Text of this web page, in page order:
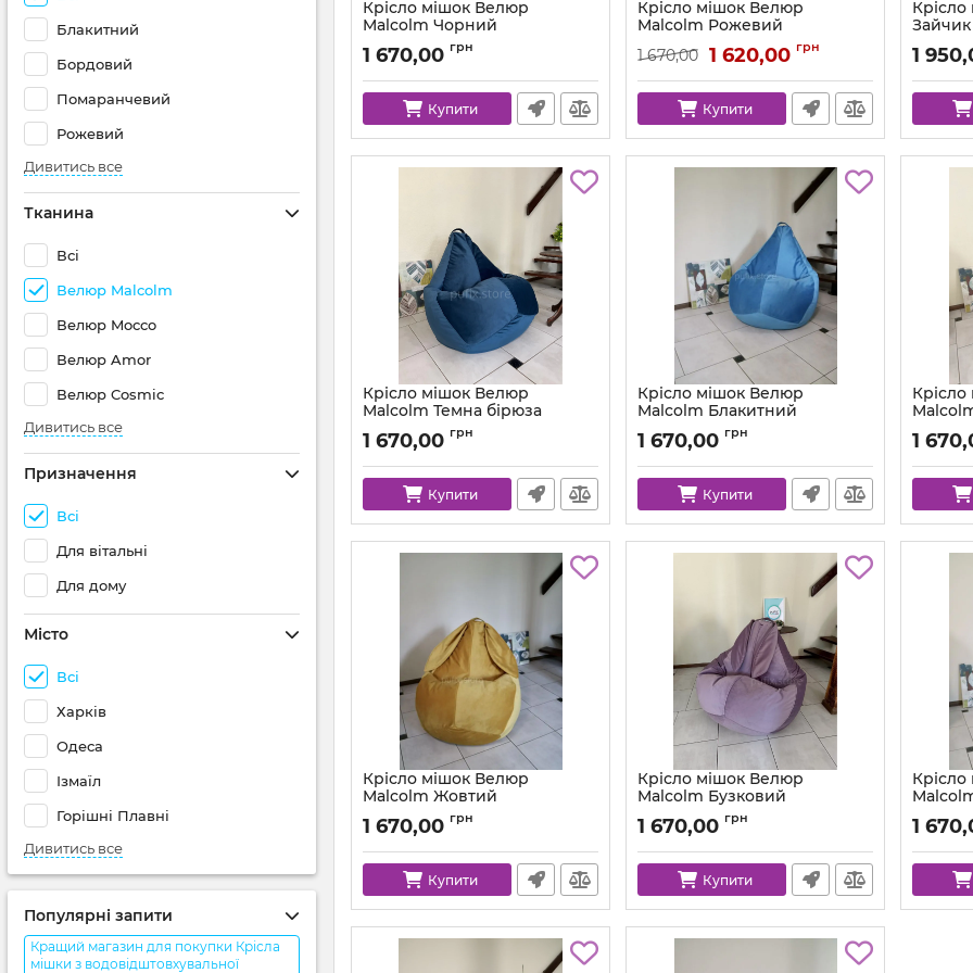
Блакитний
Бордовий
Помаранчевий
Рожевий
Дивитись все
Тканина
Всі
Велюр Malcolm
Велюр Mocco
Велюр Amor
Велюр Cosmic
Дивитись все
Призначення
Всі
Для вітальні
Для дому
Місто
Всі
Харків
Одеса
Ізмаїл
Горішні Плавні
Дивитись все
Популярні запити
Кращий магазин для покупки Крісла
мішки з водовідштовхувальної
Крісло мішок Велюр
Malcolm Чорний
Артикул: km-malcolm-28-l
1 670,00 грн
Купити
Крісло мішок Велюр
Malcolm Рожевий
Артикул: km-malcolm-8-l
1 670,00 1 620,00 грн
Купити
Крісло
1
Крісло мішок Велюр
Malcolm Темна бірюза
Артикул: km-malcolm-56-l
1 670,00 грн
Купити
Крісло мішок Велюр
Malcolm Блакитний
Артикул: km-malcolm-29-l
1 670,00 грн
Купити
Артикул:
1
Крісло мішок Велюр
Malcolm Жовтий
Артикул: km-malcolm-16-l
1 670,00 грн
Купити
Крісло мішок Велюр
Malcolm Бузковий
Артикул: km-malcolm-11-l
1 670,00 грн
Купити
Артикул:
1